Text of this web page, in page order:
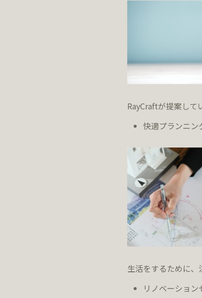
RayCraftが提案し
快適プランニン
生活をするために
リノベーション